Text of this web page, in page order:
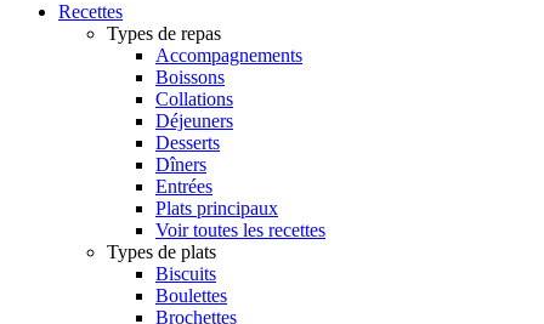
Recettes
Types de repas
Accompagnements
Boissons
Collations
Déjeuners
Desserts
Dîners
Entrées
Plats principaux
Voir toutes les recettes
Types de plats
Biscuits
Boulettes
Brochettes